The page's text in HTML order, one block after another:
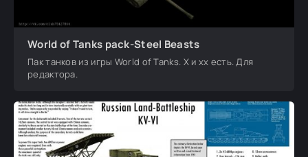
World of Tanks pack-Steel Beasts
Пак танков из игры World of Tanks. X и хх есть. Для
редактора.